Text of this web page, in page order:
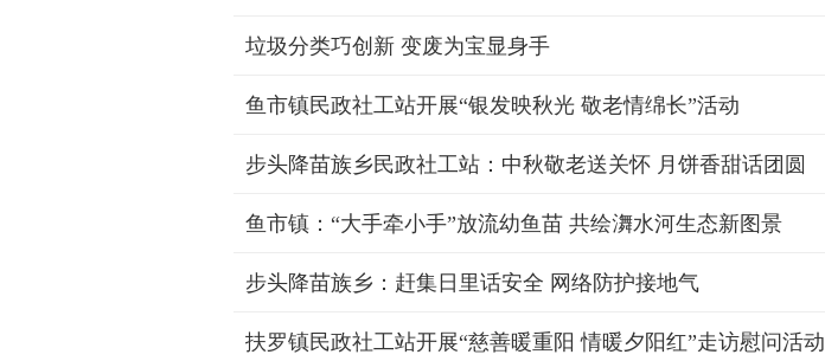
垃圾分类巧创新 变废为宝显身手
鱼市镇民政社工站开展“银发映秋光 敬老情绵长”活动
步头降苗族乡民政社工站：中秋敬老送关怀 月饼香甜话团圆
鱼市镇：“大手牵小手”放流幼鱼苗 共绘㵲水河生态新图景
步头降苗族乡：赶集日里话安全 网络防护接地气
扶罗镇民政社工站开展“慈善暖重阳 情暖夕阳红”走访慰问活动